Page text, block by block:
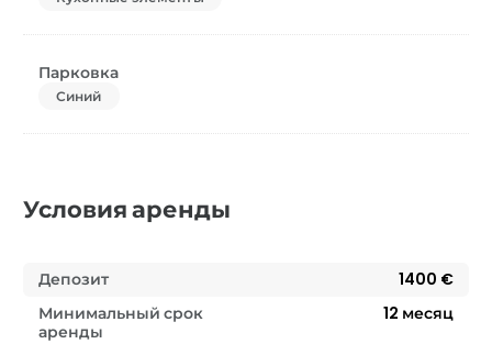
Парковка
Синий
Условия аренды
Депозит
1400 €
Минимальный срок
аренды
12 месяц